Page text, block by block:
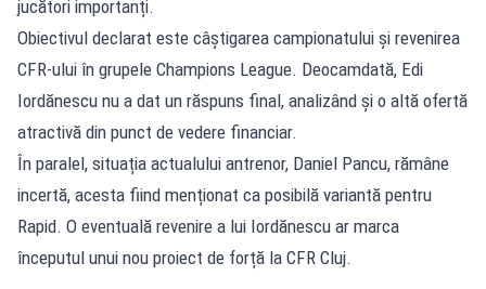
jucători importanți.
Obiectivul declarat este câștigarea campionatului și revenirea
CFR-ului în grupele Champions League. Deocamdată, Edi
Iordănescu nu a dat un răspuns final, analizând și o altă ofertă
atractivă din punct de vedere financiar.
În paralel, situația actualului antrenor, Daniel Pancu, rămâne
incertă, acesta fiind menționat ca posibilă variantă pentru
Rapid. O eventuală revenire a lui Iordănescu ar marca
începutul unui nou proiect de forță la CFR Cluj.